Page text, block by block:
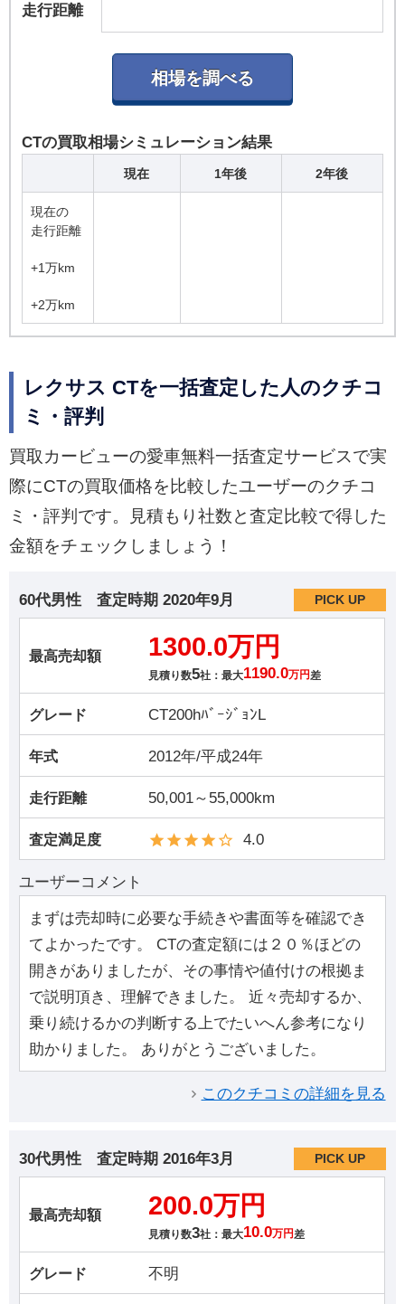
走行距離
CTの買取相場シミュレーション結果
現在 1年後 2年後
現在の
走行距離
+1万km
+2万km
レクサス CTを一括査定した人のクチコ
ミ・評判
買取カービューの愛車無料一括査定サービスで実
際にCTの買取価格を比較したユーザーのクチコ
ミ・評判です。見積もり社数と査定比較で得した
金額をチェックしましょう！
60代男性 査定時期 2020年9月 PICK UP
最高売却額 1300.0万円
見積り数5社：最大1190.0万円 差
グレード CT200hﾊﾞｰｼﾞｮﾝL
年式 2012年/平成24年
走行距離 50,001～55,000km
査定満足度 4.0
ユーザーコメント
まずは売却時に必要な手続きや書面等を確認でき
てよかったです。 CTの査定額には２０％ほどの
開きがありましたが、その事情や値付けの根拠ま
で説明頂き、理解できました。 近々売却するか、
乗り続けるかの判断する上でたいへん参考になり
助かりました。 ありがとうございました。
このクチコミの詳細を見る
30代男性 査定時期 2016年3月 PICK UP
最高売却額 200.0万円
見積り数3社：最大10.0万円 差
グレード 不明